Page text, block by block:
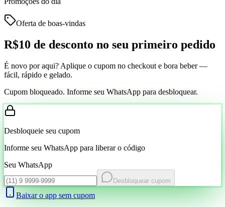
Oferta de boas-vindas
R$10 de desconto no seu primeiro pedido
É novo por aqui? Aplique o cupom no checkout e bora beber —
fácil, rápido e gelado.
Cupom bloqueado. Informe seu WhatsApp para desbloquear.
Desbloqueie seu cupom
Informe seu WhatsApp para liberar o código
Seu WhatsApp
Desbloquear cupom
Baixar o app sem cupom